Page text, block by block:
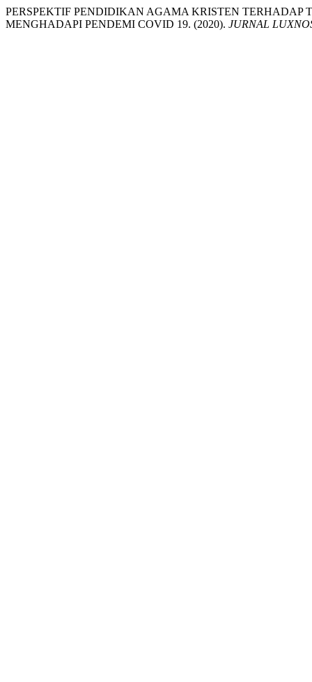
PERSPEKTIF PENDIDIKAN AGAMA KRISTEN
MENGHADAPI PENDEMI COVID 19. (2020). JURNAL